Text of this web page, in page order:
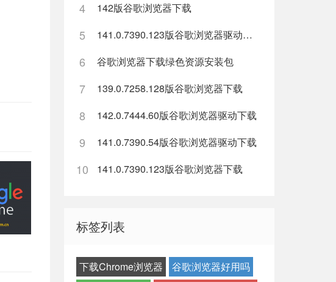
4 142版谷歌浏览器下载
5 141.0.7390.123版谷歌浏览器驱动下载
6 谷歌浏览器下载绿色资源安装包
7 139.0.7258.128版谷歌浏览器下载
8 142.0.7444.60版谷歌浏览器驱动下载
9 141.0.7390.54版谷歌浏览器驱动下载
10 141.0.7390.123版谷歌浏览器下载
标签列表
下载Chrome浏览器 谷歌浏览器好用吗